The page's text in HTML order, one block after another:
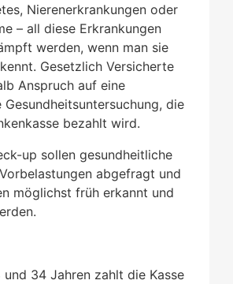
Nierenerkrankungen oder
– all diese Erkrankungen
werden, wenn man sie
Gesetzlich Versicherte
Anspruch auf eine
Gesundheitsuntersuchung, die
bezahlt wird.
up sollen gesundheitliche
abgefragt und
möglichst früh erkannt und
und 34 Jahren zahlt die Kasse